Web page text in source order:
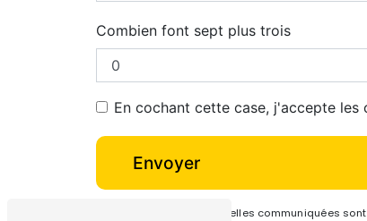
Combien font sept plus trois
En cochant cette case, j'accepte
Envoyer
** Les données personnelles communiquées